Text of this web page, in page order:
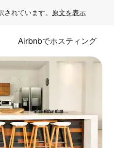
れています。 原文を表示
Airbnbでホスティング